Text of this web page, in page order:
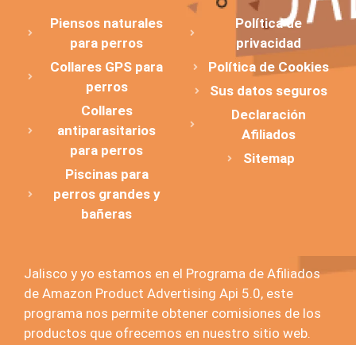
Piensos naturales
para perros
Collares GPS para
perros
Collares
antiparasitarios
para perros
Piscinas para
perros grandes y
bañeras
Política de
privacidad
Política de Cookies
Sus datos seguros
Declaración
Afiliados
Sitemap
Jalisco y yo estamos en el Programa de Afiliados
de Amazon Product Advertising Api 5.0, este
programa nos permite obtener comisiones de los
productos que ofrecemos en nuestro sitio web.